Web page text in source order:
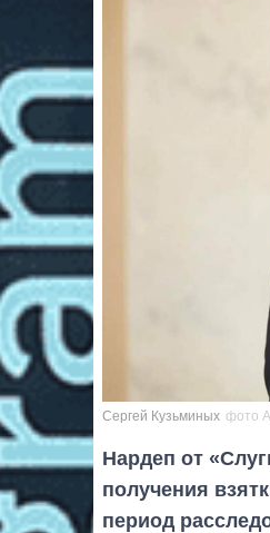
Сергей Кузьминых фото
Нардеп от
получения
период